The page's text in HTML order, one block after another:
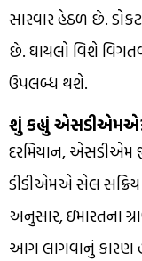
સારવાર હેઠળ છે.
છે. ઘાયલો વિશે
ઉપલબ્ધ થશે.
શું કહ્યું
દરમિયાન, એસડીએમ
ડીડીએમએ સેલ સક્રિય
અનુસાર, ઇમારતના
આગ લાગવાનું કારણ